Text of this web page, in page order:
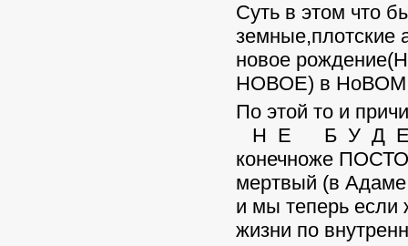
Суть в этом что
новое
НОВОЕ) в
По этой то и
Н Е Б У Д Е T
конечноже
мертвый (в
и мы теперь если
жизни по